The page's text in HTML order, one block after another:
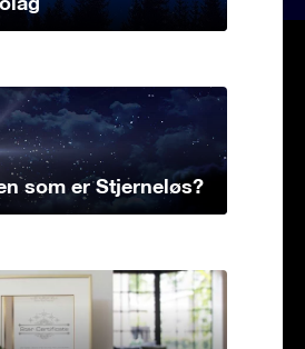
som er Stjerneløs?